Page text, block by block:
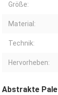
Größe:
Material:
Technik:
Hervorheben:
Abstrakte